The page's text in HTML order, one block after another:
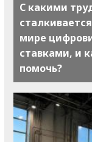
С какими
мире
ставками, и
помочь?